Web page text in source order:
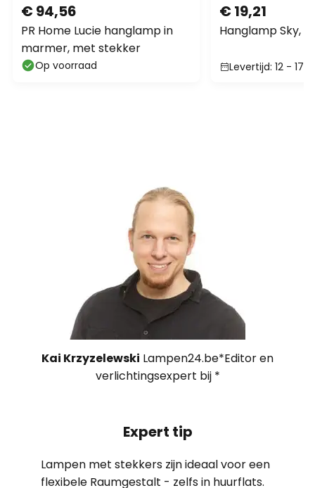
€ 94,56
PR Home Lucie hanglamp in
marmer, met stekker
Op voorraad
€ 19,21
Hanglamp Sky,
Levertijd: 12 - 17
Kai Krzyzelewski Lampen24.be*Editor en
verlichtingsexpert bij *
Expert tip
Lampen met stekkers zijn ideaal voor een
flexibele Raumgestalt - zelfs in huurflats.